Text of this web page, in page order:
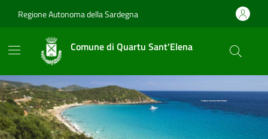
Regione Autonoma della Sardegna
Comune di Quartu Sant'Elena